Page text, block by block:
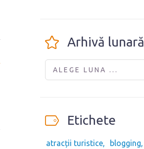
Arhivă lunară
ALEGE LUNA ...
Etichete
atracții turistice
blogging